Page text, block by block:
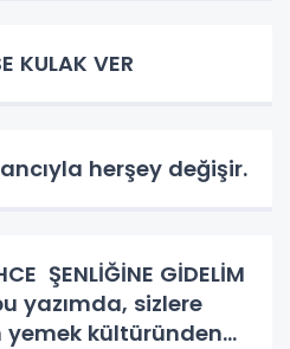
KULAK VER
herşey değişir.
ŞENLİĞİNE GİDELİM
yazımda, sizlere
kültüründen